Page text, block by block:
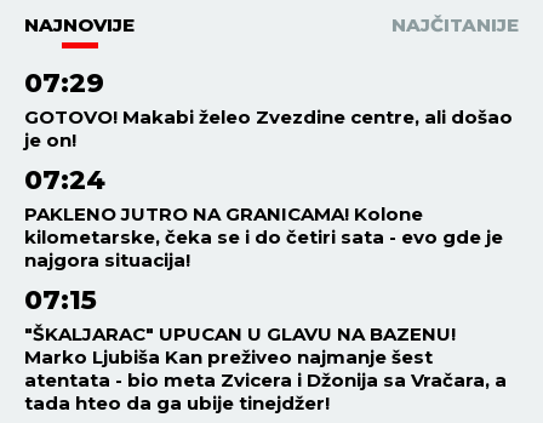
NAJNOVIJE NAJČITANIJE
07:29
GOTOVO! Makabi želeo Zvezdine centre, ali došao
je on!
07:24
PAKLENO JUTRO NA GRANICAMA! Kolone
kilometarske, čeka se i do četiri sata - evo gde je
najgora situacija!
07:15
"ŠKALJARAC" UPUCAN U GLAVU NA BAZENU!
Marko Ljubiša Kan preživeo najmanje šest
atentata - bio meta Zvicera i Džonija sa Vračara, a
tada hteo da ga ubije tinejdžer!